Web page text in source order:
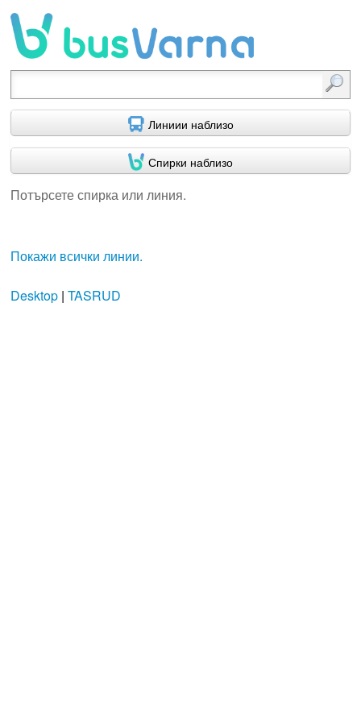
Линиии наблизо
Спирки наблизо
Потърсете спирка или линия.
Покажи всички линии.
Desktop| TASRUD